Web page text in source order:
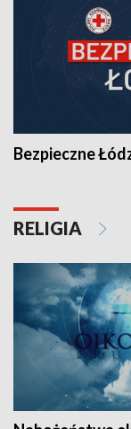
Bezpieczne
RELIGIA